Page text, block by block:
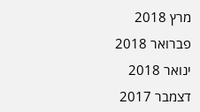
מרץ 2018
פברואר 2018
ינואר 2018
דצמבר 2017